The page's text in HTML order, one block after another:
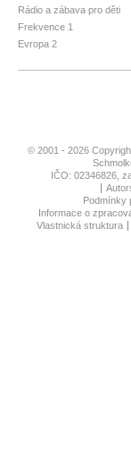
Rádio a zábava pro děti
Frekvence 1
Evropa 2
© 2001 - 2026
IČO: 02346826,
Podmínky
Informace o
Vlastnická struktura